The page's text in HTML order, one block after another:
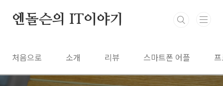
엔돌슨의 IT이야기
처음으로 소개 리뷰 스마트폰 어플